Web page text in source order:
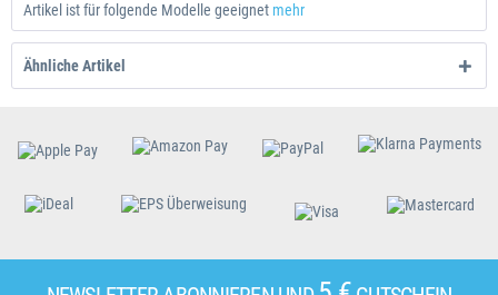
Artikel ist für folgende Modelle geeignet mehr
Ähnliche Artikel